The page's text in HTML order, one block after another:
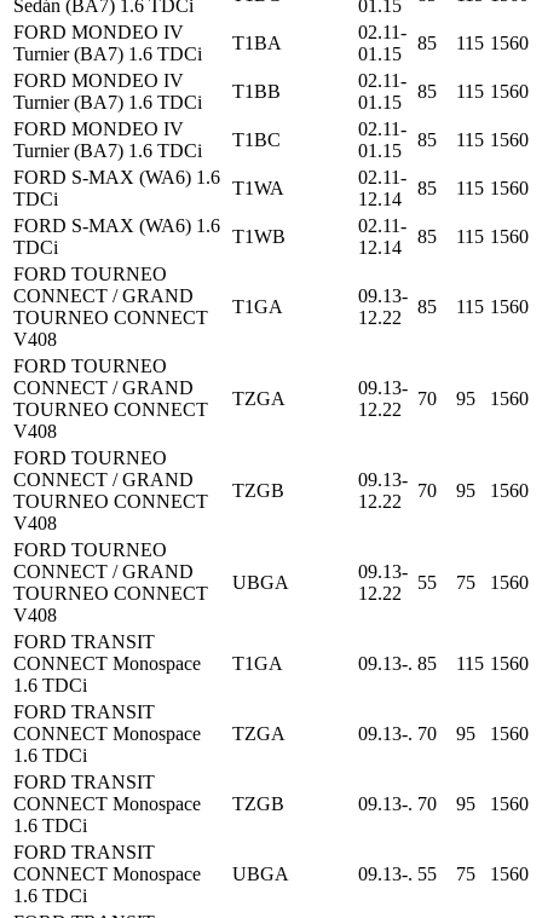
Sedán (BA7) 1.6 TDCi 01.15
FORD MONDEO IV
Turnier (BA7) 1.6 TDCi
T1BA
02.11-
01.15
85 115 1560
FORD MONDEO IV
Turnier (BA7) 1.6 TDCi
T1BB
02.11-
01.15
85 115 1560
FORD MONDEO IV
Turnier (BA7) 1.6 TDCi
T1BC
02.11-
01.15
85 115 1560
FORD S-MAX (WA6) 1.6
TDCi
T1WA
02.11-
12.14
85 115 1560
FORD S-MAX (WA6) 1.6
TDCi
T1WB
02.11-
12.14
85 115 1560
FORD TOURNEO
CONNECT / GRAND
TOURNEO CONNECT
V408
T1GA
09.13-
12.22
85 115 1560
FORD TOURNEO
CONNECT / GRAND
TOURNEO CONNECT
V408
TZGA
09.13-
12.22
70 95 1560
FORD TOURNEO
CONNECT / GRAND
TOURNEO CONNECT
V408
TZGB
09.13-
12.22
70 95 1560
FORD TOURNEO
CONNECT / GRAND
TOURNEO CONNECT
V408
UBGA
09.13-
12.22
55 75 1560
FORD TRANSIT
CONNECT Monospace
1.6 TDCi
T1GA 09.13-. 85 115 1560
FORD TRANSIT
CONNECT Monospace
1.6 TDCi
TZGA 09.13-. 70 95 1560
FORD TRANSIT
CONNECT Monospace
1.6 TDCi
TZGB 09.13-. 70 95 1560
FORD TRANSIT
CONNECT Monospace
1.6 TDCi
UBGA 09.13-. 55 75 1560